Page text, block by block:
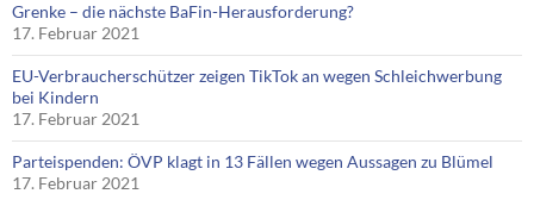
Grenke – die nächste BaFin-Herausforderung?
17. Februar 2021
EU-Verbraucherschützer zeigen TikTok an wegen Schleichwerbung
bei Kindern
17. Februar 2021
Parteispenden: ÖVP klagt in 13 Fällen wegen Aussagen zu Blümel
17. Februar 2021